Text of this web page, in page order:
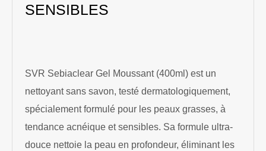
SENSIBLES
SVR Sebiaclear Gel Moussant (400ml) est un
nettoyant sans savon, testé dermatologiquement,
spécialement formulé pour les peaux grasses, à
tendance acnéique et sensibles. Sa formule ultra-
douce nettoie la peau en profondeur, éliminant les